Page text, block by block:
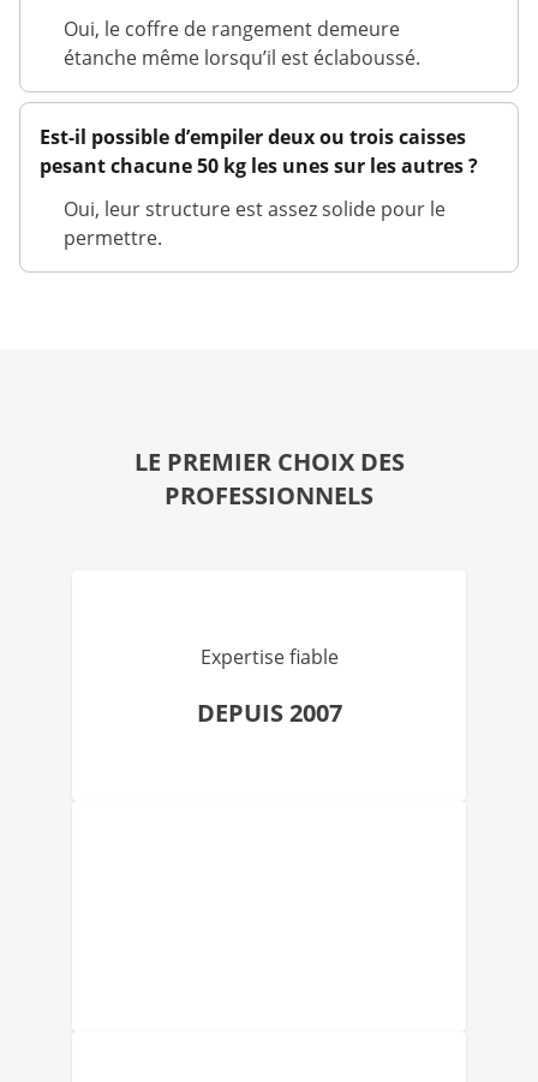
Oui, le coffre de rangement demeure
étanche même lorsqu’il est éclaboussé.
Est-il possible d’empiler deux ou trois caisses
pesant chacune 50 kg les unes sur les autres ?
Oui, leur structure est assez solide pour le
permettre.
LE PREMIER CHOIX DES
PROFESSIONNELS
Expertise fiable
DEPUIS 2007